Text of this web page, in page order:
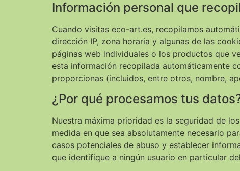
Información personal que
Cuando visitas eco-art.es, recopilamos
dirección IP, zona horaria y algunas de las
páginas web individuales o los productos que
esta información recopilada automáticamente
proporcionas (incluidos, entre otros, nombre,
¿Por qué procesamos tus
Nuestra máxima prioridad es la seguridad de
medida en que sea absolutamente necesario
casos potenciales de abuso y establecer
que identifique a ningún usuario en particular